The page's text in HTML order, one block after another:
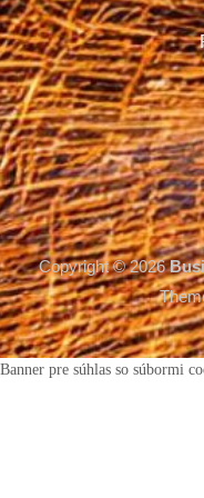
Copyright © 2026
Banner pre súhlas so súbormi